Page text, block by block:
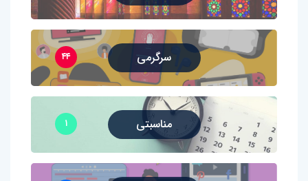
سرگرمی ۴۴
مناسبتی ۱